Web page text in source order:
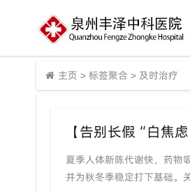
主页 > 标签聚合 > 及时治疗
夏季人体新陈代谢快，药物
并为秋冬季稳定打下基础。